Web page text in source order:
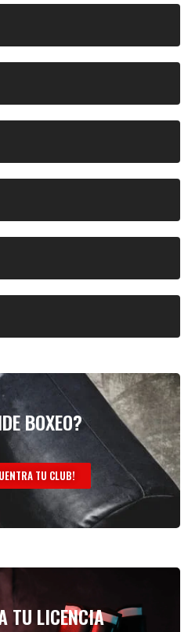
BOXEO?
TU CLUB!
TU LICENCIA